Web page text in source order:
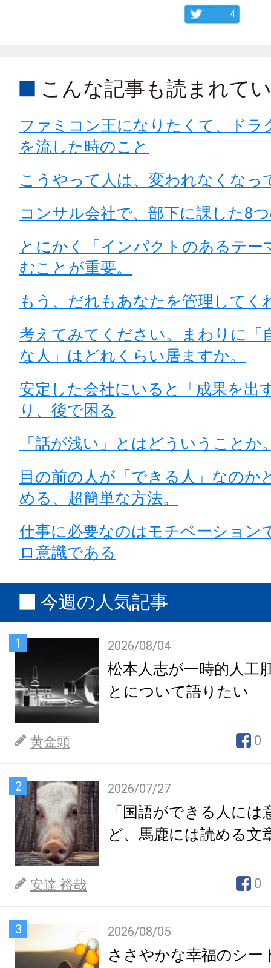
4
こんな記事も読まれて
ファミコン王になりたくて、ドラ
を流した時のこと
こうやって人は、変われなくなっ
コンサル会社で、部下に課した8
とにかく「インパクトのあるテー
むことが重要。
もう、だれもあなたを管理してく
考えてみてください。まわりに「
な人」はどれくらい居ますか。
安定した会社にいると「成果を出
り、後で困る
「話が浅い」とはどういうことか
目の前の人が「できる人」なのか
める、超簡単な方法。
仕事に必要なのはモチベーション
ロ意識である
今週の人気記事
1 2026/08/04
松本人志が一時的人工
とについて語りたい
黄金頭 0
2 2026/07/27
「国語ができる人には
ど、馬鹿には読める文
安達 裕哉 0
3 2026/08/05
ささやかな幸福のシー